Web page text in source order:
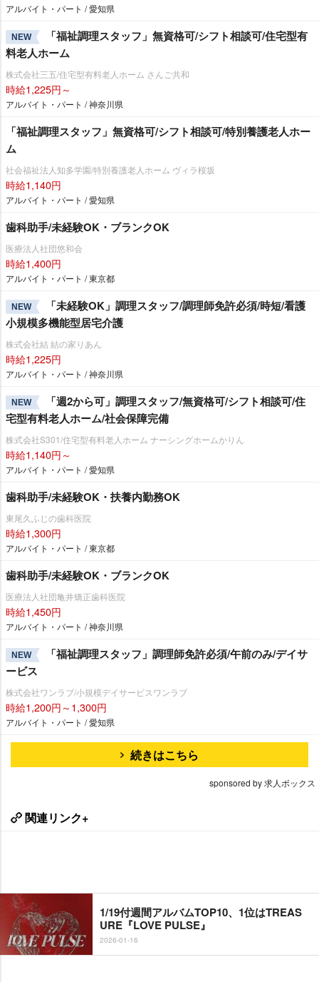
アルバイト・パート / 愛知県
NEW
「福祉調理スタッフ」無資格可/シフト相談可/住宅型有
料老人ホーム
株式会社三五/住宅型有料老人ホーム さんご共和
時給1,225円～
アルバイト・パート / 神奈川県
「福祉調理スタッフ」無資格可/シフト相談可/特別養護老人ホー
ム
社会福祉法人知多学園/特別養護老人ホーム ヴィラ桜坂
時給1,140円
アルバイト・パート / 愛知県
歯科助手/未経験OK・ブランクOK
医療法人社団悠和会
時給1,400円
アルバイト・パート / 東京都
NEW
「未経験OK」調理スタッフ/調理師免許必須/時短/看護
小規模多機能型居宅介護
株式会社結 結の家りあん
時給1,225円
アルバイト・パート / 神奈川県
NEW
「週2から可」調理スタッフ/無資格可/シフト相談可/住
宅型有料老人ホーム/社会保障完備
株式会社S301/住宅型有料老人ホーム ナーシングホームかりん
時給1,140円～
アルバイト・パート / 愛知県
歯科助手/未経験OK・扶養内勤務OK
東尾久ふじの歯科医院
時給1,300円
アルバイト・パート / 東京都
歯科助手/未経験OK・ブランクOK
医療法人社団亀井矯正歯科医院
時給1,450円
アルバイト・パート / 神奈川県
NEW
「福祉調理スタッフ」調理師免許必須/午前のみ/デイサ
ービス
株式会社ワンラブ/小規模デイサービスワンラブ
時給1,200円～1,300円
アルバイト・パート / 愛知県
続きはこちら
sponsored by 求人ボックス
関連リンク+
1/19付週間アルバムTOP10、1位はTREAS
URE『LOVE PULSE』
2026-01-16